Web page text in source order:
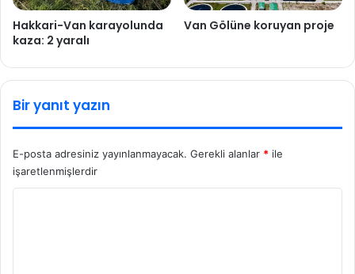
Hakkari-Van karayolunda
kaza: 2 yaralı
Van Gölüne koruyan proje
Bir yanıt yazın
E-posta adresiniz yayınlanmayacak. Gerekli alanlar * ile
işaretlenmişlerdir